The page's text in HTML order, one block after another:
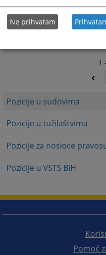
Pozicije u sudovima
Pozicije u tužilaštvima
Pozicije za nosioce
Pozicije u VSTS BiH
1
Pomoć
Ne prihvatam